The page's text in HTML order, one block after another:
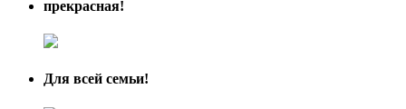
прекрасная!
Для всей семьи!